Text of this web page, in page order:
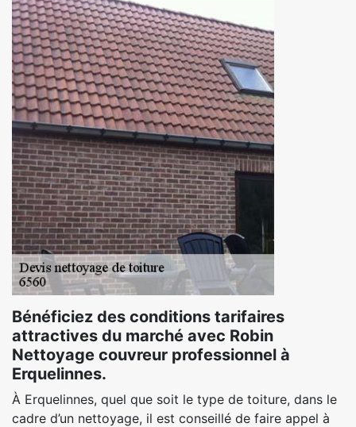
Bénéficiez des conditions tarifaires
attractives du marché avec Robin
Nettoyage couvreur professionnel à
Erquelinnes.
À Erquelinnes, quel que soit le type de toiture, dans le
cadre d’un nettoyage, il est conseillé de faire appel à